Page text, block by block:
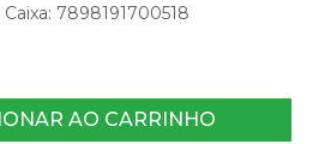
7898191700518
AO CARRINHO